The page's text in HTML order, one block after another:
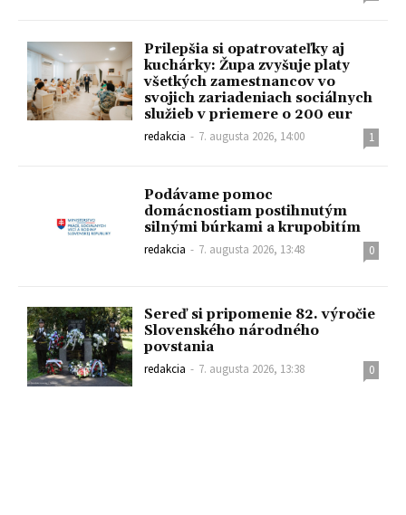
Prilepšia si opatrovateľky aj
kuchárky: Župa zvyšuje platy
všetkých zamestnancov vo
svojich zariadeniach sociálnych
služieb v priemere o 200 eur
redakcia - 7. augusta 2026, 14:00 1
Podávame pomoc
domácnostiam postihnutým
silnými búrkami a krupobitím
redakcia - 7. augusta 2026, 13:48 0
Sereď si pripomenie 82. výročie
Slovenského národného
povstania
redakcia - 7. augusta 2026, 13:38 0